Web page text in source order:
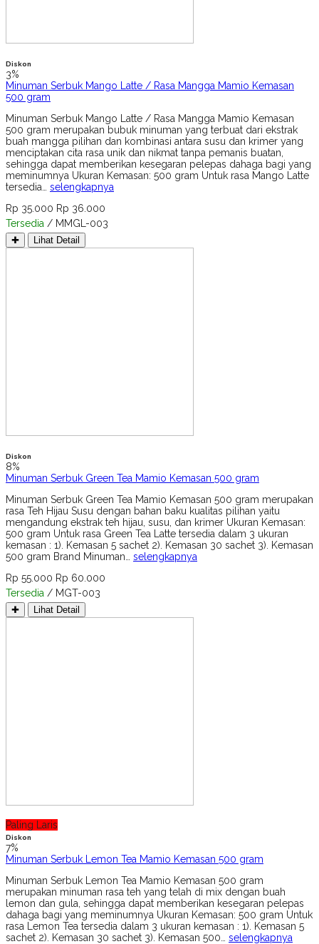
Diskon
3%
Minuman Serbuk Mango Latte / Rasa Mangga Mamio Kemasan
500 gram
Minuman Serbuk Mango Latte / Rasa Mangga Mamio Kemasan
500 gram merupakan bubuk minuman yang terbuat dari ekstrak
buah mangga pilihan dan kombinasi antara susu dan krimer yang
menciptakan cita rasa unik dan nikmat tanpa pemanis buatan,
sehingga dapat memberikan kesegaran pelepas dahaga bagi yang
meminumnya Ukuran Kemasan: 500 gram Untuk rasa Mango Latte
tersedia… selengkapnya
Rp 35.000 Rp 36.000
Tersedia / MMGL-003
✚ Lihat Detail
Diskon
8%
Minuman Serbuk Green Tea Mamio Kemasan 500 gram
Minuman Serbuk Green Tea Mamio Kemasan 500 gram merupakan
rasa Teh Hijau Susu dengan bahan baku kualitas pilihan yaitu
mengandung ekstrak teh hijau, susu, dan krimer Ukuran Kemasan:
500 gram Untuk rasa Green Tea Latte tersedia dalam 3 ukuran
kemasan : 1). Kemasan 5 sachet 2). Kemasan 30 sachet 3). Kemasan
500 gram Brand Minuman… selengkapnya
Rp 55.000 Rp 60.000
Tersedia / MGT-003
✚ Lihat Detail
Paling Laris
Diskon
7%
Minuman Serbuk Lemon Tea Mamio Kemasan 500 gram
Minuman Serbuk Lemon Tea Mamio Kemasan 500 gram
merupakan minuman rasa teh yang telah di mix dengan buah
lemon dan gula, sehingga dapat memberikan kesegaran pelepas
dahaga bagi yang meminumnya Ukuran Kemasan: 500 gram Untuk
rasa Lemon Tea tersedia dalam 3 ukuran kemasan : 1). Kemasan 5
sachet 2). Kemasan 30 sachet 3). Kemasan 500… selengkapnya